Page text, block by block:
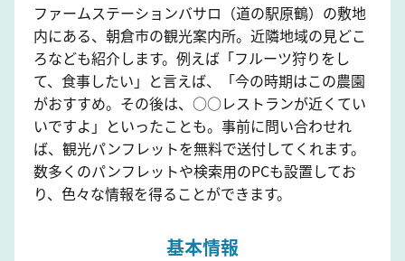
ファームステーションバサロ（道の駅原鶴）の敷地
内にある、朝倉市の観光案内所。近隣地域の見どこ
ろなども紹介します。例えば「フルーツ狩りをし
て、食事したい」と言えば、「今の時期はこの農園
がおすすめ。その後は、○○レストランが近くてい
いですよ」といったことも。事前に問い合わせれ
ば、観光パンフレットを無料で送付してくれます。
数多くのパンフレットや検索用のPCも設置してお
り、色々な情報を得ることができます。
基本情報